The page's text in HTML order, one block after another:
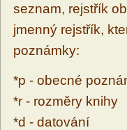
seznam, rejstřík
jmenný rejstřík,
poznámky:
*p - obecné
*r - rozměry knihy
*d - datování